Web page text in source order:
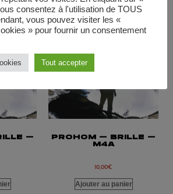
–
PROHOM – BRILLE –
M4A
10,00€
Ajouter au panier
consentez à l'utilisation de TOUS
vous pouvez visiter les «
» pour fournir un consentement
Tout accepter